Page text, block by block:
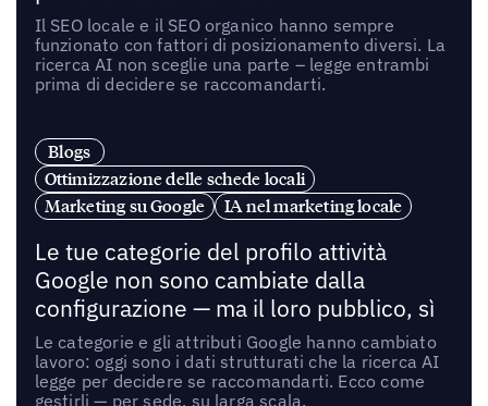
Il SEO locale e il SEO organico hanno sempre
funzionato con fattori di posizionamento diversi. La
ricerca AI non sceglie una parte – legge entrambi
prima di decidere se raccomandarti.
Blogs
Ottimizzazione delle schede locali
Marketing su Google
IA nel marketing locale
Le tue categorie del profilo attività
Google non sono cambiate dalla
configurazione — ma il loro pubblico, sì
Le categorie e gli attributi Google hanno cambiato
lavoro: oggi sono i dati strutturati che la ricerca AI
legge per decidere se raccomandarti. Ecco come
gestirli — per sede, su larga scala.